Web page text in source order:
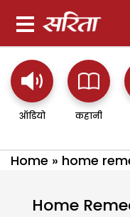
ऑडियो कहानी
Home » home
Home